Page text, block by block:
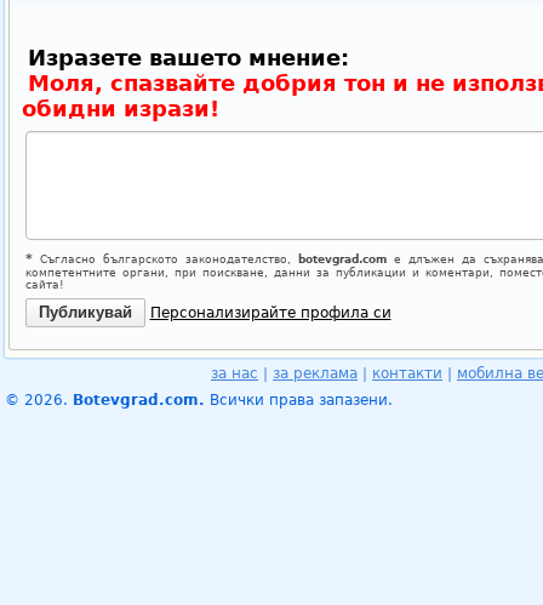
Изразете вашето мнение:
Моля, спазвайте добрия тон и не
обидни изрази!
*Съгласно българското законодателство, botevgrad.comе длъжен да
компетентните органи, при поискване, данни за публикации и коментари,
сайта!
Персонализирайте профила си
за нас за реклама контакти
мобилна
© 2026. Botevgrad.com. Всички права запазени.